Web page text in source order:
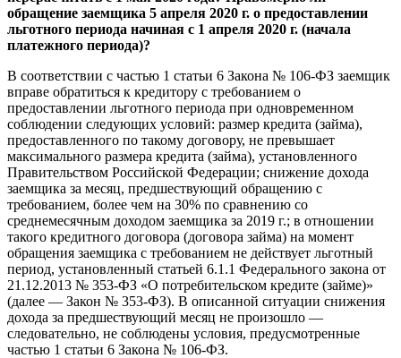
обращение заемщика 5 апреля 2020 г. о предоставлении
льготного периода начиная с 1 апреля 2020 г. (начала
платежного периода)?
В соответствии с частью 1 статьи 6 Закона № 106-ФЗ заемщик
вправе обратиться к кредитору с требованием о
предоставлении льготного периода при одновременном
соблюдении следующих условий: размер кредита (займа),
предоставленного по такому договору, не превышает
максимального размера кредита (займа), установленного
Правительством Российской Федерации; снижение дохода
заемщика за месяц, предшествующий обращению с
требованием, более чем на 30% по сравнению со
среднемесячным доходом заемщика за 2019 г.; в отношении
такого кредитного договора (договора займа) на момент
обращения заемщика с требованием не действует льготный
период, установленный статьей 6.1.1 Федерального закона от
21.12.2013 № 353-ФЗ «О потребительском кредите (займе)»
(далее — Закон № 353-ФЗ). В описанной ситуации снижения
дохода за предшествующий месяц не произошло —
следовательно, не соблюдены условия, предусмотренные
частью 1 статьи 6 Закона № 106-ФЗ.